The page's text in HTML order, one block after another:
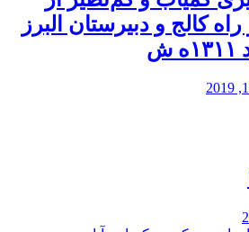
كالج و دبيرستان البرز